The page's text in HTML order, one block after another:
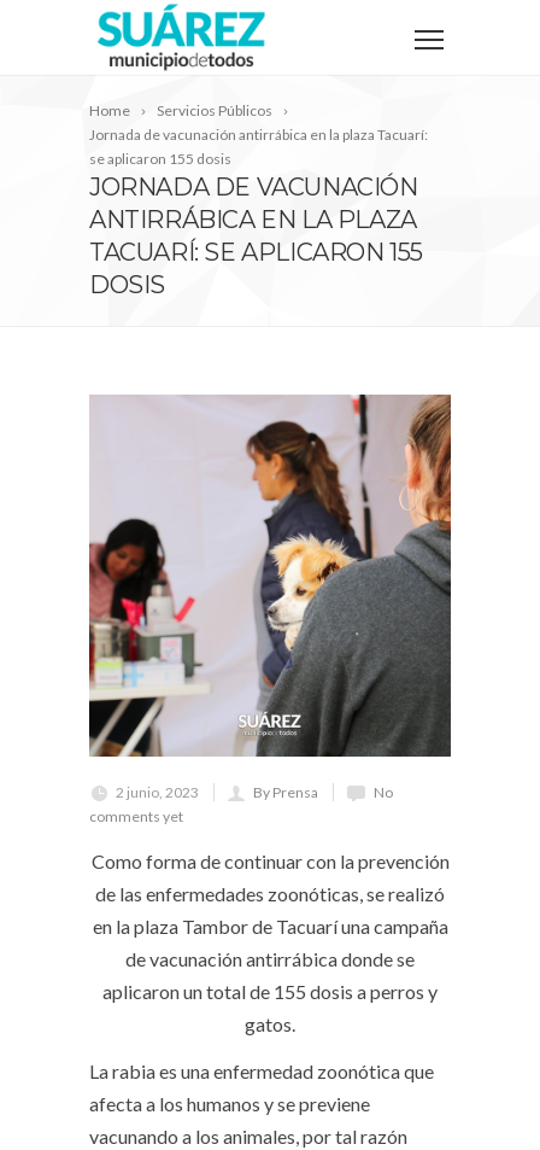
Home
Servicios Públicos
Jornada de vacunación antirrábica en la plaza Tacuarí:
se aplicaron 155 dosis
JORNADA DE VACUNACIÓN
ANTIRRÁBICA EN LA PLAZA
TACUARÍ: SE APLICARON 155
DOSIS
2 junio, 2023 By Prensa
No
comments yet
Como forma de continuar con la prevención
de las enfermedades zoonóticas, se realizó
en la plaza Tambor de Tacuarí una campaña
de vacunación antirrábica donde se
aplicaron un total de 155 dosis a perros y
gatos.
La rabia es una enfermedad zoonótica que
afecta a los humanos y se previene
vacunando a los animales, por tal razón